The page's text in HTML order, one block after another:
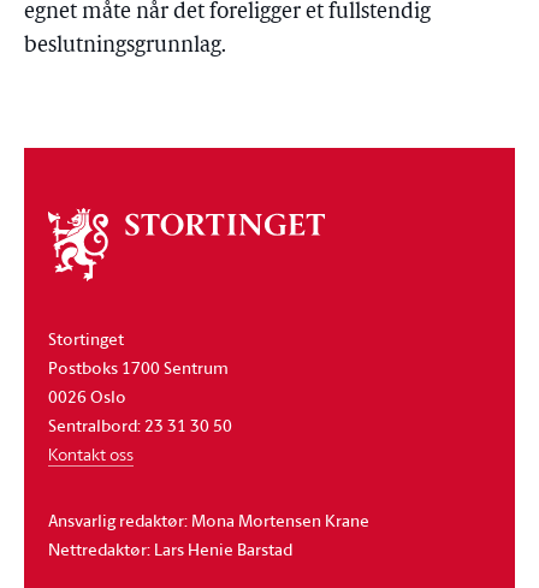
egnet måte når det foreligger et fullstendig
beslutningsgrunnlag.
Om
stortinget
Stortinget
Postboks 1700 Sentrum
0026 Oslo
Sentralbord: 23 31 30 50
Kontakt oss
Ansvarlig redaktør: Mona Mortensen Krane
Nettredaktør: Lars Henie Barstad